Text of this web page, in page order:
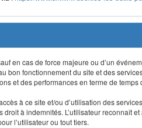
en cas de force majeure ou d’un
fonctionnement du site et des
et des performances en terme de temps
à ce site et/ou d’utilisation des
à indemnités. L’utilisateur reconnaît
l’utilisateur ou tout tiers.